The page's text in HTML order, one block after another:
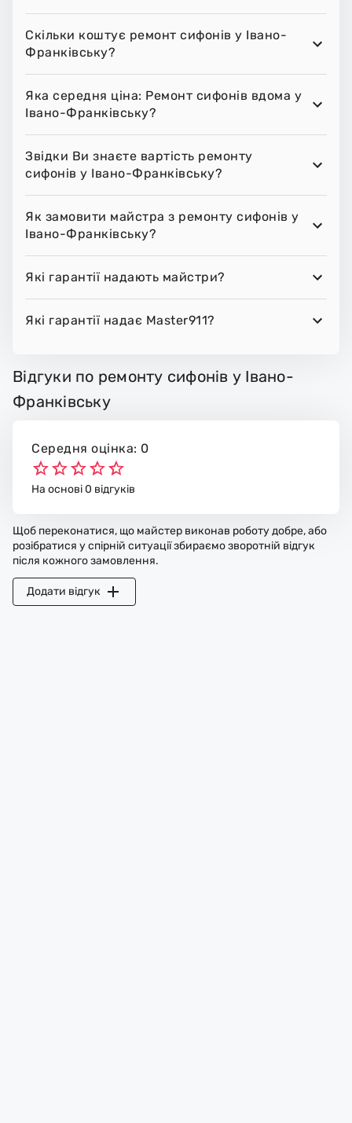
Скільки коштує ремонт сифонів у Івано-
Франківську?
Яка середня ціна: Ремонт сифонів вдома у
Івано-Франківську?
Звідки Ви знаєте вартість ремонту
сифонів у Івано-Франківську?
Як замовити майстра з ремонту сифонів у
Івано-Франківську?
Які гарантії надають майстри?
Які гарантії надає Master911?
Відгуки по ремонту сифонів у Івано-
Франківську
Середня оцінка: 0
На основі 0 відгуків
Щоб переконатися, що майстер виконав роботу добре, або
розібратися у спірній ситуації збираємо зворотній відгук
після кожного замовлення.
Додати відгук